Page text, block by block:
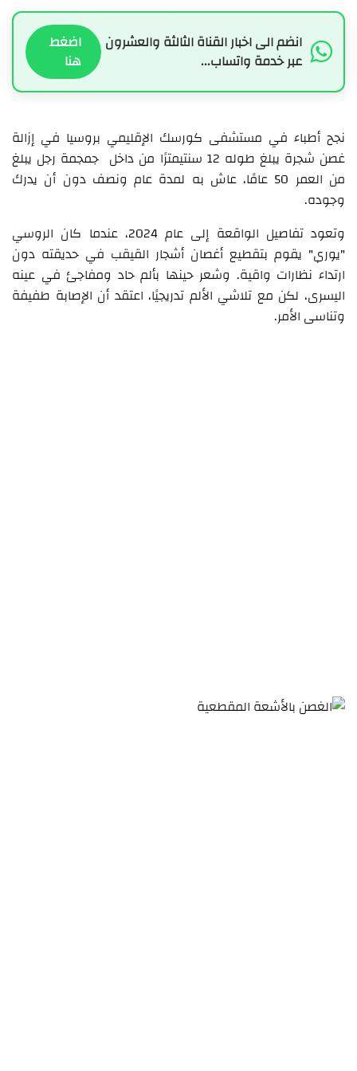
انضم الى اخبار القناة الثالثة والعشرون
عبر خدمة واتساب...
اضغط
هنا
نجح أطباء في مستشفى كورسك الإقليمي بروسيا في إزالة
غصن شجرة يبلغ طوله 12 سنتيمترًا من داخل جمجمة رجل يبلغ
من العمر 50 عامًا، عاش به لمدة عام ونصف دون أن يدرك
وجوده.
وتعود تفاصيل الواقعة إلى عام 2024، عندما كان الروسي
"يوري" يقوم بتقطيع أغصان أشجار القيقب في حديقته دون
ارتداء نظارات واقية. وشعر حينها بألم حاد ومفاجئ في عينه
اليسرى، لكن مع تلاشي الألم تدريجيًا، اعتقد أن الإصابة طفيفة
وتناسى الأمر.